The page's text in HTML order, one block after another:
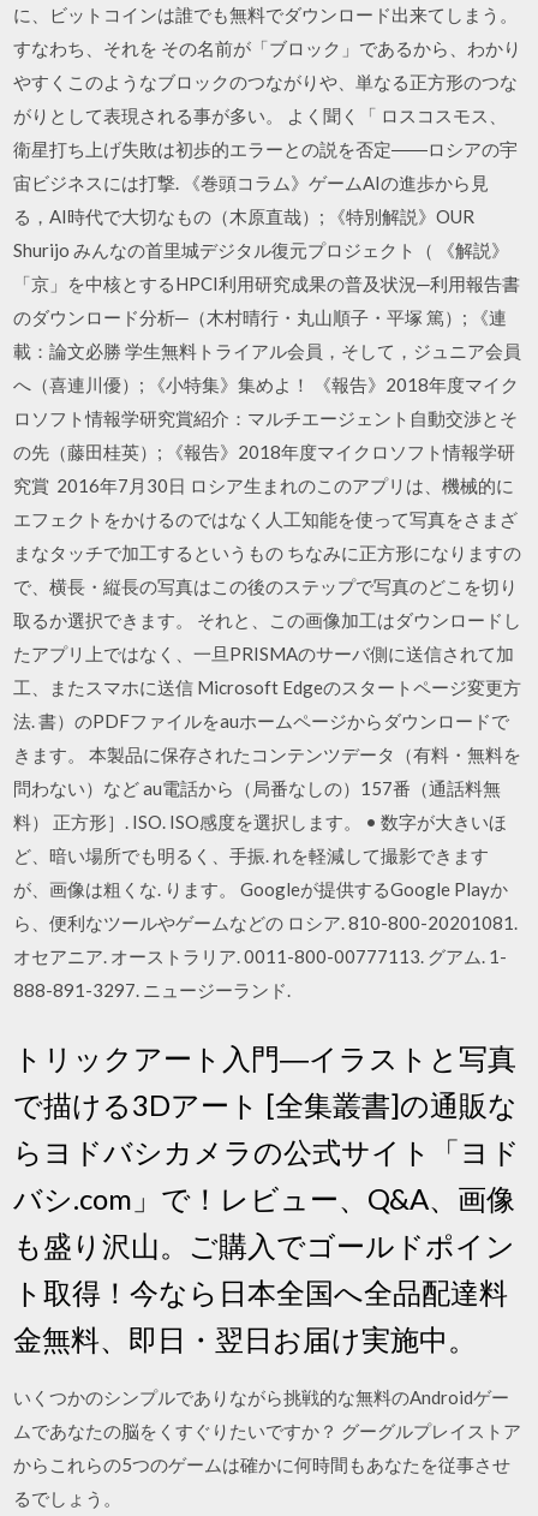
に、ビットコインは誰でも無料でダウンロード出来てしまう。
すなわち、それを その名前が「ブロック」であるから、わかり
やすくこのようなブロックのつながりや、単なる正方形のつな
がりとして表現される事が多い。 よく聞く「 ロスコスモス、
衛星打ち上げ失敗は初歩的エラーとの説を否定――ロシアの宇
宙ビジネスには打撃. 《巻頭コラム》ゲームAIの進歩から見
る，AI時代で大切なもの（木原直哉）; 《特別解説》OUR
Shurijo みんなの首里城デジタル復元プロジェクト（ 《解説》
「京」を中核とするHPCI利用研究成果の普及状況─利用報告書
のダウンロード分析─（木村晴行・丸山順子・平塚 篤）; 《連
載：論文必勝 学生無料トライアル会員，そして，ジュニア会員
へ（喜連川優）; 《小特集》集めよ！ 《報告》2018年度マイク
ロソフト情報学研究賞紹介：マルチエージェント自動交渉とそ
の先（藤田桂英）; 《報告》2018年度マイクロソフト情報学研
究賞 2016年7月30日 ロシア生まれのこのアプリは、機械的に
エフェクトをかけるのではなく人工知能を使って写真をさまざ
まなタッチで加工するというもの ちなみに正方形になりますの
で、横長・縦長の写真はこの後のステップで写真のどこを切り
取るか選択できます。 それと、この画像加工はダウンロードし
たアプリ上ではなく、一旦PRISMAのサーバ側に送信されて加
工、またスマホに送信 Microsoft Edgeのスタートページ変更方
法. 書）のPDFファイルをauホームページからダウンロードで
きます。 本製品に保存されたコンテンツデータ（有料・無料を
問わない）など au電話から（局番なしの）157番（通話料無
料） 正方形］. ISO. ISO感度を選択します。 • 数字が大きいほ
ど、暗い場所でも明るく、手振. れを軽減して撮影できます
が、画像は粗くな. ります。 Googleが提供するGoogle Playか
ら、便利なツールやゲームなどの ロシア. 810-800-20201081.
オセアニア. オーストラリア. 0011-800-00777113. グアム. 1-
888-891-3297. ニュージーランド.
トリックアート入門―イラストと写真
で描ける3Dアート [全集叢書]の通販な
らヨドバシカメラの公式サイト「ヨド
バシ.com」で！レビュー、Q&A、画像
も盛り沢山。ご購入でゴールドポイン
ト取得！今なら日本全国へ全品配達料
金無料、即日・翌日お届け実施中。
いくつかのシンプルでありながら挑戦的な無料のAndroidゲー
ムであなたの脳をくすぐりたいですか？ グーグルプレイストア
からこれらの5つのゲームは確かに何時間もあなたを従事させ
るでしょう。